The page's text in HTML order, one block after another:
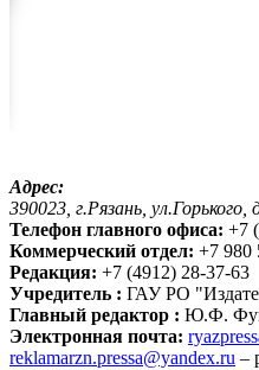
Адрес:
390023, г.Рязань, ул.Горького,
Телефон главного офиса: +7
Коммерческий отдел: +7 980
Редакция: +7 (4912) 28-37-63
Учредитель : ГАУ РО
Главный редактор : Ю.Ф.
Электронная почта:
reklamarzn.pressa@yandex.ru –